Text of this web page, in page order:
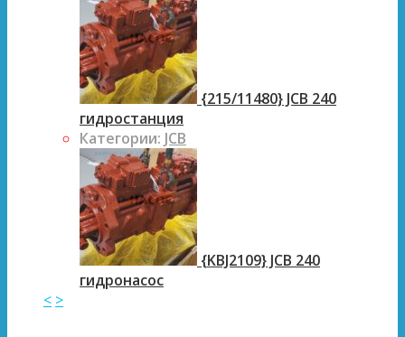
{215/11480} JCB 240
гидростанция
Категории: JCB
{KBJ2109} JCB 240
гидронасос
< >